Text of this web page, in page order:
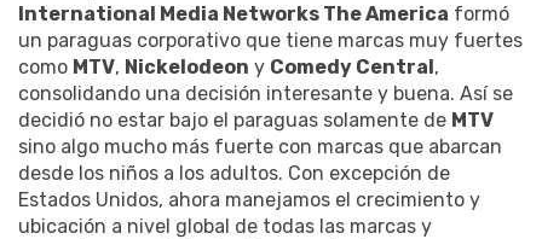
International Media Networks The America formó
un paraguas corporativo que tiene marcas muy fuertes
como MTV, Nickelodeon y Comedy Central,
consolidando una decisión interesante y buena. Así se
decidió no estar bajo el paraguas solamente de MTV
sino algo mucho más fuerte con marcas que abarcan
desde los niños a los adultos. Con excepción de
Estados Unidos, ahora manejamos el crecimiento y
ubicación a nivel global de todas las marcas y